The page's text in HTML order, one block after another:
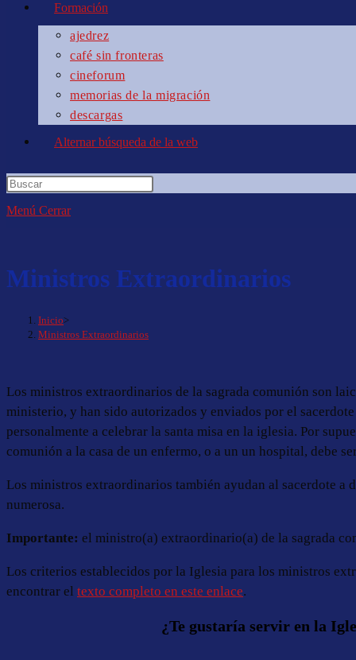
Formación
ajedrez
café sin fronteras
cineforum
memorias de la migración
descargas
Alternar búsqueda de la web
Menú Cerrar
Ministros Extraordinarios
Inicio>
Ministros Extraordinarios
Los ministros extraordinarios de la sagrada comunión son
ministerio, y han sido autorizados y enviados por el
personalmente a celebrar la santa misa en la iglesia. Por
comunión a la casa de un enfermo, o a un un hospital, debe
Los ministros extraordinarios también ayudan al sacerdote a
numerosa.
Importante: el ministro(a) extraordinario(a) de la sagrada
Los criterios establecidos por la Iglesia para los ministros
encontrar el texto completo en este enlace.
¿Te gustaría servir en la